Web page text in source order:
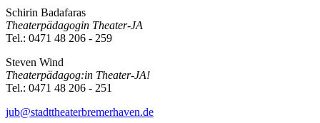
Schirin Badafaras
Theaterpädagogin Theater-JA
Tel.: 0471 48 206 - 259
Steven Wind
Theaterpädagog:in Theater-JA!
Tel.: 0471 48 206 - 251
jub@stadttheaterbremerhaven.de